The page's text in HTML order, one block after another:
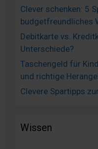
Clever schenken: 5
budgetfreundliches
Debitkarte vs.
Unterschiede?
Taschengeld für
und richtige
Clevere Spartipps
Wissen